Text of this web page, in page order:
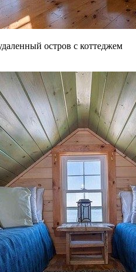
остров с коттеджем